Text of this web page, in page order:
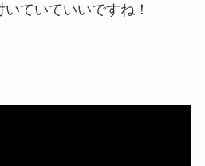
ていていいですね！